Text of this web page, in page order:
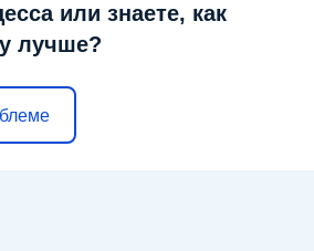
или знаете, как
лучше?